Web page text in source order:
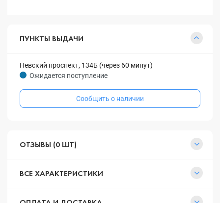
ПУНКТЫ ВЫДАЧИ
Невский проспект, 134Б (через 60 минут)
Ожидается поступление
Сообщить о наличии
ОТЗЫВЫ (0 ШТ)
ВСЕ ХАРАКТЕРИСТИКИ